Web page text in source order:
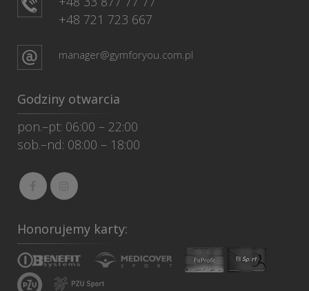
+48 721 723 667
manager@gymforyou.com.pl
Godziny otwarcia
pon.–pt: 06:00 – 22:00
sob.–nd: 08:00 – 18:00
Honorujemy karty: